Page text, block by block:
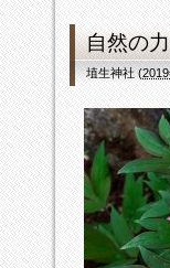
自然の力
埴生神社(